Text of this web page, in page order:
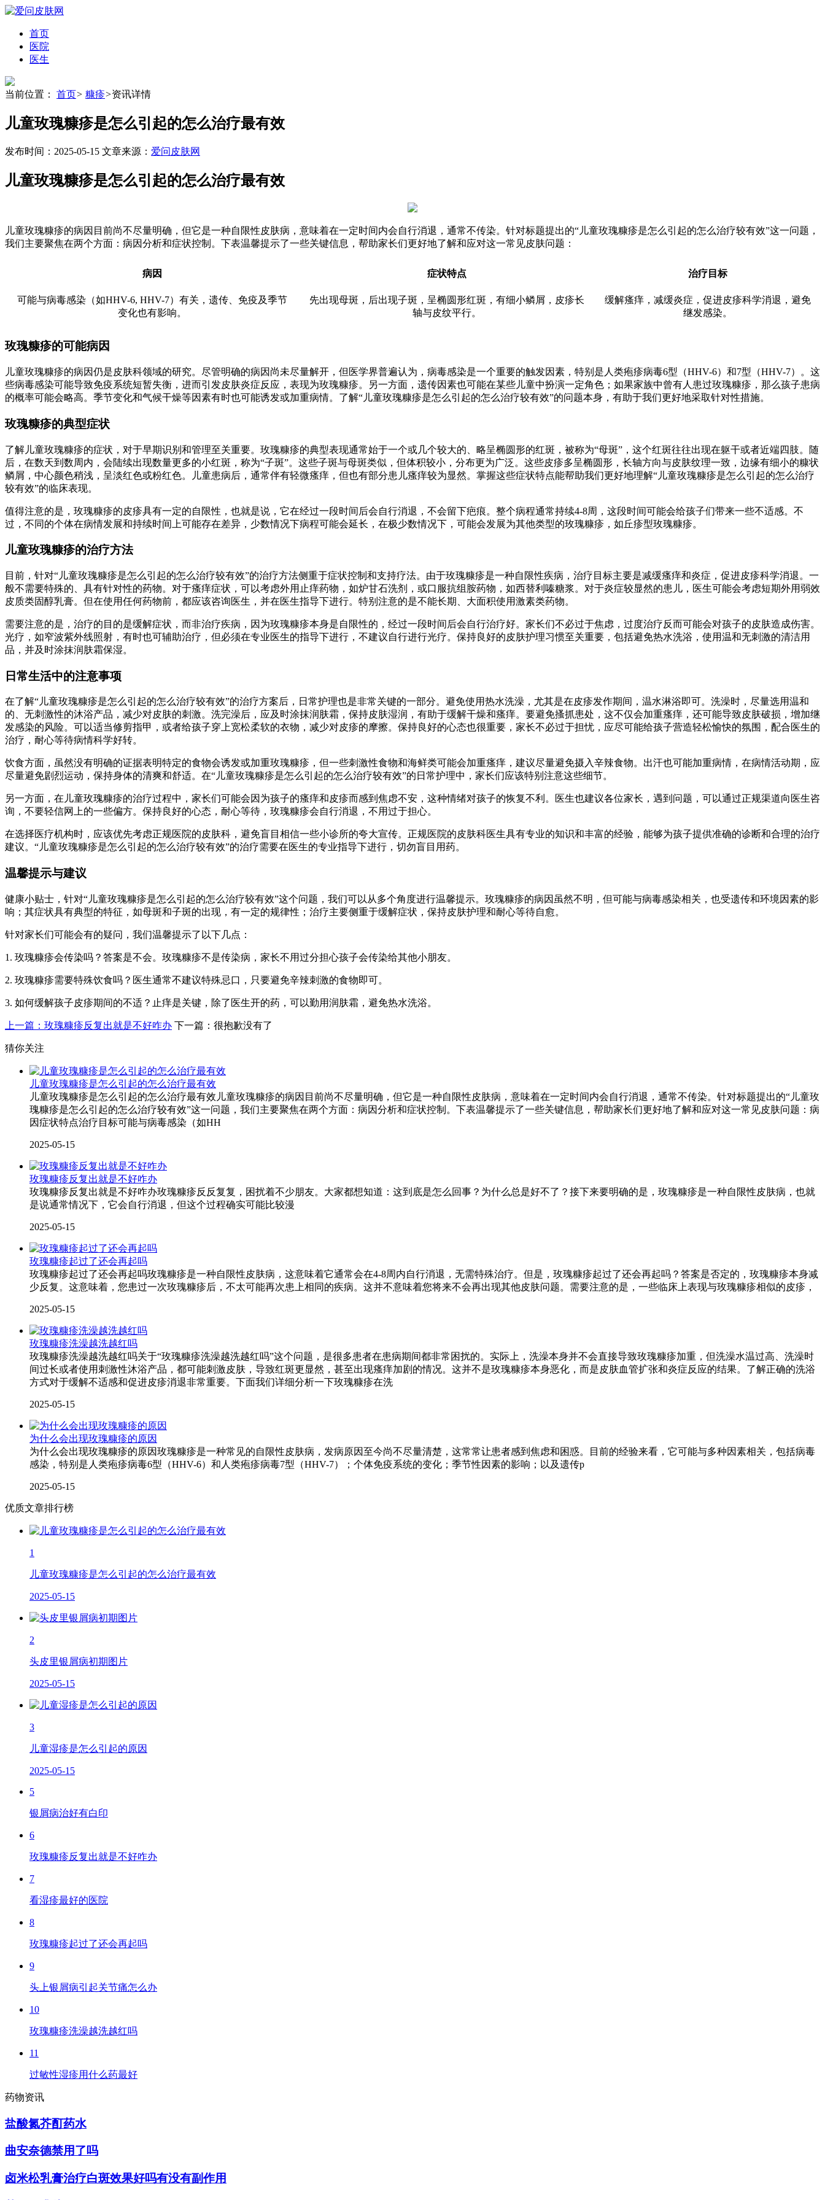
首页
医院
医生
当前位置： 首页> 糠疹>资讯详情
儿童玫瑰糠疹是怎么引起的怎么治疗最有效
发布时间：2025-05-15 文章来源： 爱问皮肤网
儿童玫瑰糠疹是怎么引起的怎么治疗最有效
儿童玫瑰糠疹的病因目前尚不尽量明确，但它是一种自限性皮肤病，意味着在一定时间内会自行消退，通常不传染。针对标题提出的“儿童玫瑰糠疹是怎么引起的怎么治疗较有效”这一问题，
我们主要聚焦在两个方面：病因分析和症状控制。下表温馨提示了一些关键信息，帮助家长们更好地了解和应对这一常见皮肤问题：
病因 症状特点 治疗目标
可能与病毒感染（如HHV-6, HHV-7）有关，遗传、免疫及季节
变化也有影响。
先出现母斑，后出现子斑，呈椭圆形红斑，有细小鳞屑，皮疹长
轴与皮纹平行。
缓解瘙痒，减缓炎症，促进皮疹科学消退，避免
继发感染。
玫瑰糠疹的可能病因
儿童玫瑰糠疹的病因仍是皮肤科领域的研究。尽管明确的病因尚未尽量解开，但医学界普遍认为，病毒感染是一个重要的触发因素，特别是人类疱疹病毒6型（HHV-6）和7型（HHV-7）。这
些病毒感染可能导致免疫系统短暂失衡，进而引发皮肤炎症反应，表现为玫瑰糠疹。另一方面，遗传因素也可能在某些儿童中扮演一定角色；如果家族中曾有人患过玫瑰糠疹，那么孩子患病
的概率可能会略高。季节变化和气候干燥等因素有时也可能诱发或加重病情。了解“儿童玫瑰糠疹是怎么引起的怎么治疗较有效”的问题本身，有助于我们更好地采取针对性措施。
玫瑰糠疹的典型症状
了解儿童玫瑰糠疹的症状，对于早期识别和管理至关重要。玫瑰糠疹的典型表现通常始于一个或几个较大的、略呈椭圆形的红斑，被称为“母斑”，这个红斑往往出现在躯干或者近端四肢。随
后，在数天到数周内，会陆续出现数量更多的小红斑，称为“子斑”。这些子斑与母斑类似，但体积较小，分布更为广泛。这些皮疹多呈椭圆形，长轴方向与皮肤纹理一致，边缘有细小的糠状
鳞屑，中心颜色稍浅，呈淡红色或粉红色。儿童患病后，通常伴有轻微瘙痒，但也有部分患儿瘙痒较为显然。掌握这些症状特点能帮助我们更好地理解“儿童玫瑰糠疹是怎么引起的怎么治疗
较有效”的临床表现。
值得注意的是，玫瑰糠疹的皮疹具有一定的自限性，也就是说，它在经过一段时间后会自行消退，不会留下疤痕。整个病程通常持续4-8周，这段时间可能会给孩子们带来一些不适感。不
过，不同的个体在病情发展和持续时间上可能存在差异，少数情况下病程可能会延长，在极少数情况下，可能会发展为其他类型的玫瑰糠疹，如丘疹型玫瑰糠疹。
儿童玫瑰糠疹的治疗方法
目前，针对“儿童玫瑰糠疹是怎么引起的怎么治疗较有效”的治疗方法侧重于症状控制和支持疗法。由于玫瑰糠疹是一种自限性疾病，治疗目标主要是减缓瘙痒和炎症，促进皮疹科学消退。一
般不需要特殊的、具有针对性的药物。对于瘙痒症状，可以考虑外用止痒药物，如炉甘石洗剂，或口服抗组胺药物，如西替利嗪糖浆。对于炎症较显然的患儿，医生可能会考虑短期外用弱效
皮质类固醇乳膏。但在使用任何药物前，都应该咨询医生，并在医生指导下进行。特别注意的是不能长期、大面积使用激素类药物。
需要注意的是，治疗的目的是缓解症状，而非治疗疾病，因为玫瑰糠疹本身是自限性的，经过一段时间后会自行治疗好。家长们不必过于焦虑，过度治疗反而可能会对孩子的皮肤造成伤害。
光疗，如窄波紫外线照射，有时也可辅助治疗，但必须在专业医生的指导下进行，不建议自行进行光疗。保持良好的皮肤护理习惯至关重要，包括避免热水洗浴，使用温和无刺激的清洁用
品，并及时涂抹润肤霜保湿。
日常生活中的注意事项
在了解“儿童玫瑰糠疹是怎么引起的怎么治疗较有效”的治疗方案后，日常护理也是非常关键的一部分。避免使用热水洗澡，尤其是在皮疹发作期间，温水淋浴即可。洗澡时，尽量选用温和
的、无刺激性的沐浴产品，减少对皮肤的刺激。洗完澡后，应及时涂抹润肤霜，保持皮肤湿润，有助于缓解干燥和瘙痒。要避免搔抓患处，这不仅会加重瘙痒，还可能导致皮肤破损，增加继
发感染的风险。可以适当修剪指甲，或者给孩子穿上宽松柔软的衣物，减少对皮疹的摩擦。保持良好的心态也很重要，家长不必过于担忧，应尽可能给孩子营造轻松愉快的氛围，配合医生的
治疗，耐心等待病情科学好转。
饮食方面，虽然没有明确的证据表明特定的食物会诱发或加重玫瑰糠疹，但一些刺激性食物和海鲜类可能会加重瘙痒，建议尽量避免摄入辛辣食物。出汗也可能加重病情，在病情活动期，应
尽量避免剧烈运动，保持身体的清爽和舒适。在“儿童玫瑰糠疹是怎么引起的怎么治疗较有效”的日常护理中，家长们应该特别注意这些细节。
另一方面，在儿童玫瑰糠疹的治疗过程中，家长们可能会因为孩子的瘙痒和皮疹而感到焦虑不安，这种情绪对孩子的恢复不利。医生也建议各位家长，遇到问题，可以通过正规渠道向医生咨
询，不要轻信网上的一些偏方。保持良好的心态，耐心等待，玫瑰糠疹会自行消退，不用过于担心。
在选择医疗机构时，应该优先考虑正规医院的皮肤科，避免盲目相信一些小诊所的夸大宣传。正规医院的皮肤科医生具有专业的知识和丰富的经验，能够为孩子提供准确的诊断和合理的治疗
建议。“儿童玫瑰糠疹是怎么引起的怎么治疗较有效”的治疗需要在医生的专业指导下进行，切勿盲目用药。
温馨提示与建议
健康小贴士，针对“儿童玫瑰糠疹是怎么引起的怎么治疗较有效”这个问题，我们可以从多个角度进行温馨提示。玫瑰糠疹的病因虽然不明，但可能与病毒感染相关，也受遗传和环境因素的影
响；其症状具有典型的特征，如母斑和子斑的出现，有一定的规律性；治疗主要侧重于缓解症状，保持皮肤护理和耐心等待自愈。
针对家长们可能会有的疑问，我们温馨提示了以下几点：
1. 玫瑰糠疹会传染吗？答案是不会。玫瑰糠疹不是传染病，家长不用过分担心孩子会传染给其他小朋友。
2. 玫瑰糠疹需要特殊饮食吗？医生通常不建议特殊忌口，只要避免辛辣刺激的食物即可。
3. 如何缓解孩子皮疹期间的不适？止痒是关键，除了医生开的药，可以勤用润肤霜，避免热水洗浴。
上一篇：玫瑰糠疹反复出就是不好咋办 下一篇：很抱歉没有了
猜你关注
儿童玫瑰糠疹是怎么引起的怎么治疗最有效
儿童玫瑰糠疹是怎么引起的怎么治疗最有效儿童玫瑰糠疹的病因目前尚不尽量明确，但它是一种自限性皮肤病，意味着在一定时间内会自行消退，通常不传染。针对标题提出的“儿童玫
瑰糠疹是怎么引起的怎么治疗较有效”这一问题，我们主要聚焦在两个方面：病因分析和症状控制。下表温馨提示了一些关键信息，帮助家长们更好地了解和应对这一常见皮肤问题：病
因症状特点治疗目标可能与病毒感染（如HH
2025-05-15
玫瑰糠疹反复出就是不好咋办
玫瑰糠疹反复出就是不好咋办玫瑰糠疹反反复复，困扰着不少朋友。大家都想知道：这到底是怎么回事？为什么总是好不了？接下来要明确的是，玫瑰糠疹是一种自限性皮肤病，也就
是说通常情况下，它会自行消退，但这个过程确实可能比较漫
2025-05-15
玫瑰糠疹起过了还会再起吗
玫瑰糠疹起过了还会再起吗玫瑰糠疹是一种自限性皮肤病，这意味着它通常会在4-8周内自行消退，无需特殊治疗。但是，玫瑰糠疹起过了还会再起吗？答案是否定的，玫瑰糠疹本身减
少反复。这意味着，您患过一次玫瑰糠疹后，不太可能再次患上相同的疾病。这并不意味着您将来不会再出现其他皮肤问题。需要注意的是，一些临床上表现与玫瑰糠疹相似的皮疹，
2025-05-15
玫瑰糠疹洗澡越洗越红吗
玫瑰糠疹洗澡越洗越红吗关于“玫瑰糠疹洗澡越洗越红吗”这个问题，是很多患者在患病期间都非常困扰的。实际上，洗澡本身并不会直接导致玫瑰糠疹加重，但洗澡水温过高、洗澡时
间过长或者使用刺激性沐浴产品，都可能刺激皮肤，导致红斑更显然，甚至出现瘙痒加剧的情况。这并不是玫瑰糠疹本身恶化，而是皮肤血管扩张和炎症反应的结果。了解正确的洗浴
方式对于缓解不适感和促进皮疹消退非常重要。下面我们详细分析一下玫瑰糠疹在洗
2025-05-15
为什么会出现玫瑰糠疹的原因
为什么会出现玫瑰糠疹的原因玫瑰糠疹是一种常见的自限性皮肤病，发病原因至今尚不尽量清楚，这常常让患者感到焦虑和困惑。目前的经验来看，它可能与多种因素相关，包括病毒
感染，特别是人类疱疹病毒6型（HHV-6）和人类疱疹病毒7型（HHV-7）；个体免疫系统的变化；季节性因素的影响；以及遗传p
2025-05-15
优质文章排行榜
1
儿童玫瑰糠疹是怎么引起的怎么治疗最有效
2025-05-15
2
头皮里银屑病初期图片
2025-05-15
3
儿童湿疹是怎么引起的原因
2025-05-15
5
银屑病治好有白印
6
玫瑰糠疹反复出就是不好咋办
7
看湿疹最好的医院
8
玫瑰糠疹起过了还会再起吗
9
头上银屑病引起关节痛怎么办
10
玫瑰糠疹洗澡越洗越红吗
11
过敏性湿疹用什么药最好
药物资讯
盐酸氮芥酊药水
曲安奈德禁用了吗
卤米松乳膏治疗白斑效果好吗有没有副作用